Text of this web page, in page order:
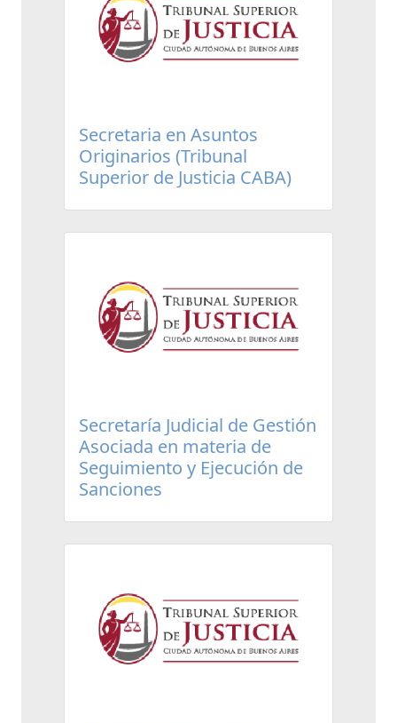
Secretaria en Asuntos
Originarios (Tribunal
Superior de Justicia CABA)
Secretaría Judicial de Gestión
Asociada en materia de
Seguimiento y Ejecución de
Sanciones